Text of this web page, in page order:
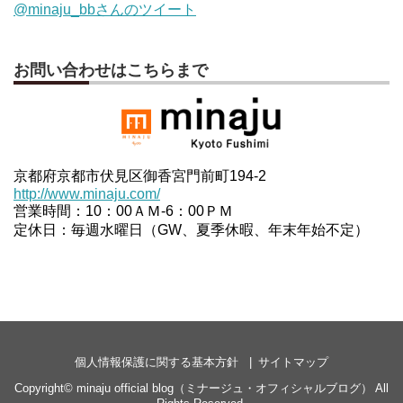
@minaju_bbさんのツイート
お問い合わせはこちらまで
京都府京都市伏見区御香宮門前町194-2
http://www.minaju.com/
営業時間：10：00ＡＭ-6：00ＰＭ
定休日：毎週水曜日（GW、夏季休暇、年末年始不定）
個人情報保護に関する基本方針
サイトマップ
Copyright© minaju official blog（ミナージュ・オフィシャルブログ）
All